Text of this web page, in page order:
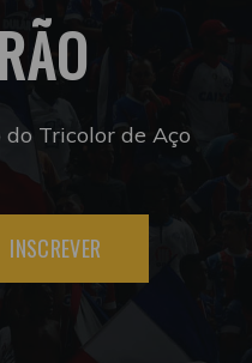
Tricolor de Aço
INSCREVER